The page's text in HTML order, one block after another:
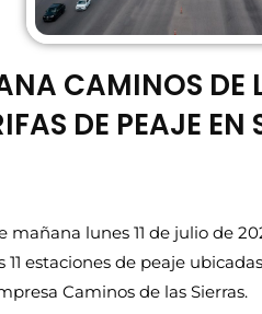
CAMINOS DE
DE PEAJE EN
mañana lunes 11 de julio de
estaciones de peaje
Caminos de las Sierras.